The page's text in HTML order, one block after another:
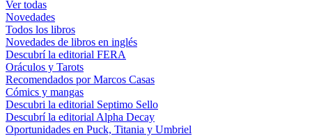
Ver todas
Novedades
Todos los libros
Novedades de libros en inglés
Descubrí la editorial FERA
Oráculos y Tarots
Recomendados por Marcos Casas
Cómics y mangas
Descubri la editorial Septimo Sello
Descubrí la editorial Alpha Decay
Oportunidades en Puck, Titania y Umbriel